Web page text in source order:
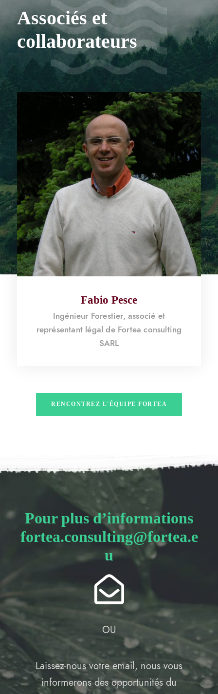
Associés et
collaborateurs
Sébastien Rivière
Ingénieur Forestier, employé de Fortea
consulting SARL
RENCONTREZ L'ÉQUIPE FORTEA
Pour plus d’informations
fortea.consulting@fortea.e
u
OU
Laissez-nous votre email, nous vous
informerons des opportunités du